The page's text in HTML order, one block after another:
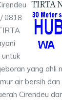
0818
yang ahli
air bersih
Cirendeu